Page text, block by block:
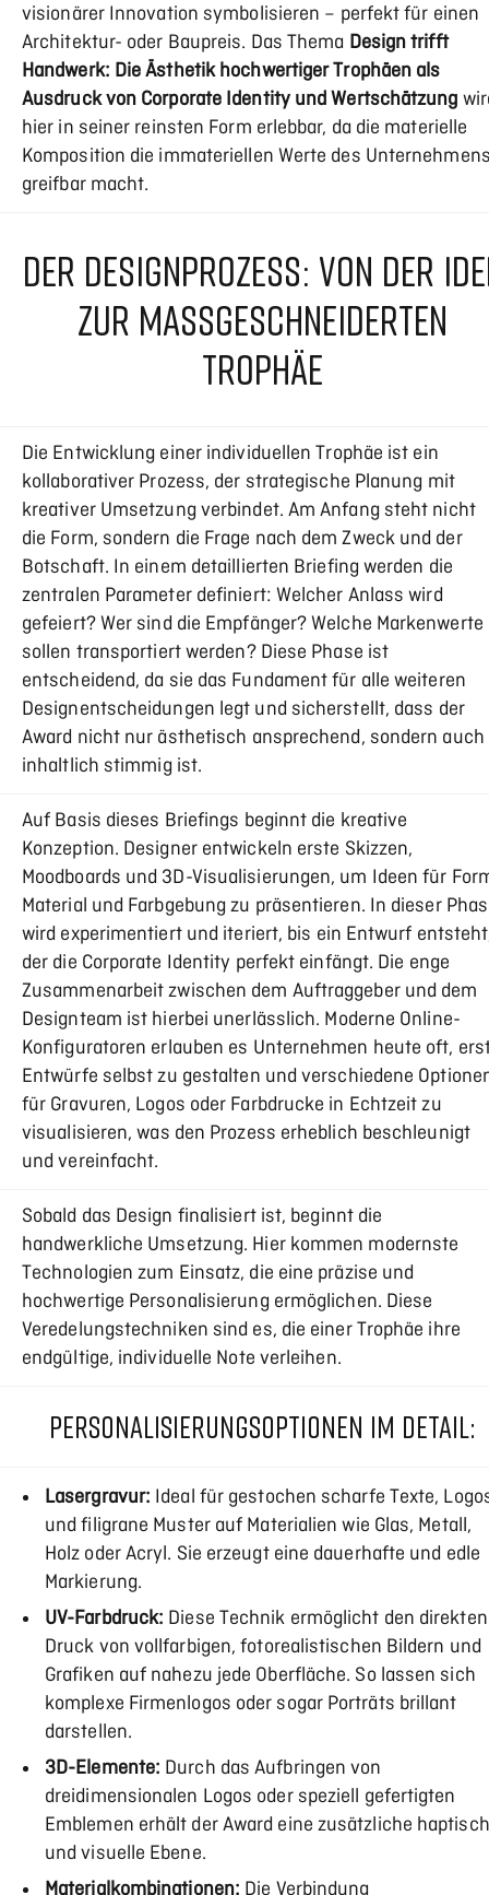
visionärer Innovation symbolisieren – perfekt für einen
Architektur- oder Baupreis. Das Thema Design trifft
Handwerk: Die Ästhetik hochwertiger Trophäen als
Ausdruck von Corporate Identity und Wertschätzung
hier in seiner reinsten Form erlebbar, da die materielle
Komposition die immateriellen Werte des
greifbar macht.
DER DESIGNPROZESS: VON DER
ZUR MASSGESCHNEIDERTEN T
ROPHÄE
Die Entwicklung einer individuellen Trophäe ist ein
kollaborativer Prozess, der strategische Planung mit
kreativer Umsetzung verbindet. Am Anfang steht nicht
die Form, sondern die Frage nach dem Zweck und der
Botschaft. In einem detaillierten Briefing werden die
zentralen Parameter definiert: Welcher Anlass wird
gefeiert? Wer sind die Empfänger? Welche Markenwerte
sollen transportiert werden? Diese Phase ist
entscheidend, da sie das Fundament für alle weiteren
Designentscheidungen legt und sicherstellt, dass der
Award nicht nur ästhetisch ansprechend, sondern auch
inhaltlich stimmig ist.
Auf Basis dieses Briefings beginnt die kreative
Konzeption. Designer entwickeln erste Skizzen,
Moodboards und 3D-Visualisierungen, um Ideen für
Material und Farbgebung zu präsentieren. In dieser
wird experimentiert und iteriert, bis ein Entwurf
der die Corporate Identity perfekt einfängt. Die enge
Zusammenarbeit zwischen dem Auftraggeber und dem
Designteam ist hierbei unerlässlich. Moderne Online-
Konfiguratoren erlauben es Unternehmen heute oft,
Entwürfe selbst zu gestalten und verschiedene
für Gravuren, Logos oder Farbdrucke in Echtzeit zu
visualisieren, was den Prozess erheblich beschleunigt
und vereinfacht.
Sobald das Design finalisiert ist, beginnt die
handwerkliche Umsetzung. Hier kommen modernste
Technologien zum Einsatz, die eine präzise und
hochwertige Personalisierung ermöglichen. Diese
Veredelungstechniken sind es, die einer Trophäe ihre
endgültige, individuelle Note verleihen.
PERSONALISIERUNGSOPTIONEN IM DETAIL:
Lasergravur: Ideal für gestochen scharfe Texte,
und filigrane Muster auf Materialien wie Glas, Metall,
Holz oder Acryl. Sie erzeugt eine dauerhafte und edle
Markierung.
UV-Farbdruck: Diese Technik ermöglicht den direkten
Druck von vollfarbigen, fotorealistischen Bildern und
Grafiken auf nahezu jede Oberfläche. So lassen sich
komplexe Firmenlogos oder sogar Porträts brillant
darstellen.
3D-Elemente: Durch das Aufbringen von
dreidimensionalen Logos oder speziell gefertigten
Emblemen erhält der Award eine zusätzliche
und visuelle Ebene.